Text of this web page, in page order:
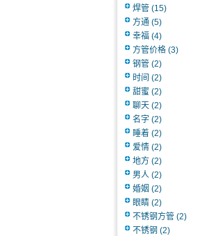
焊管 (15)
方通 (5)
幸福 (4)
方管价格 (3)
钢管 (2)
时间 (2)
甜蜜 (2)
聊天 (2)
名字 (2)
睡着 (2)
爱情 (2)
地方 (2)
男人 (2)
婚姻 (2)
眼睛 (2)
不锈钢方管 (2)
不锈钢 (2)